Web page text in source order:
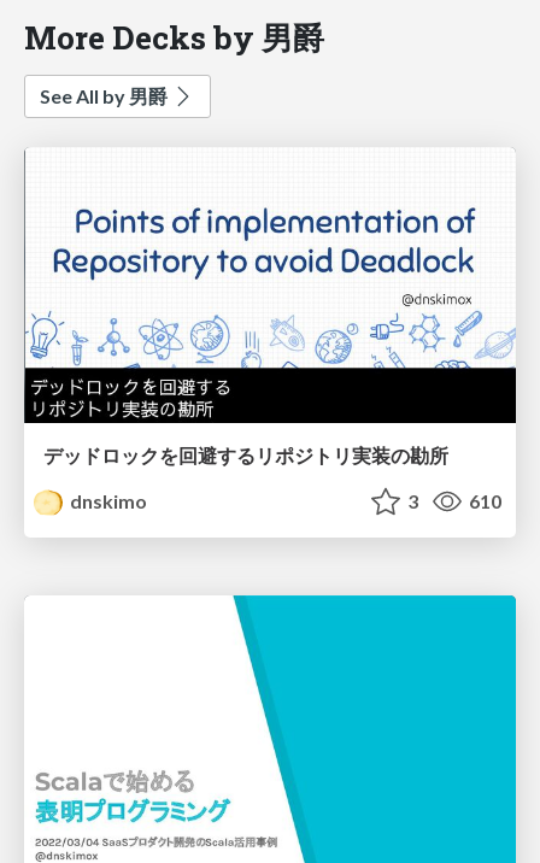
More Decks by 男爵
See All by 男爵
デッドロックを回避するリポジトリ実装の勘所
dnskimo
3 610